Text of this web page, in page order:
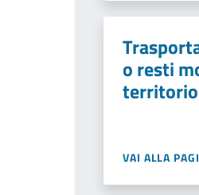
o resti
VAI ALLA